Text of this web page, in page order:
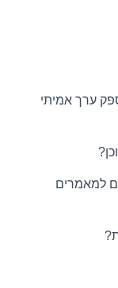
ערך אמיתי
למאמרים